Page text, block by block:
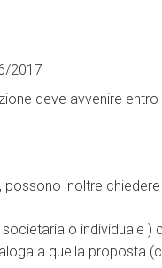
2017
deve avvenire
inoltre
o individuale )
a quella